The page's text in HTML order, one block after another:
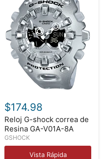
G-
shock
correa
de
Resina
GA-
$174.98
Reloj G-shock correa de
Resina GA-V01A-8A
GSHOCK
Vista Rápida